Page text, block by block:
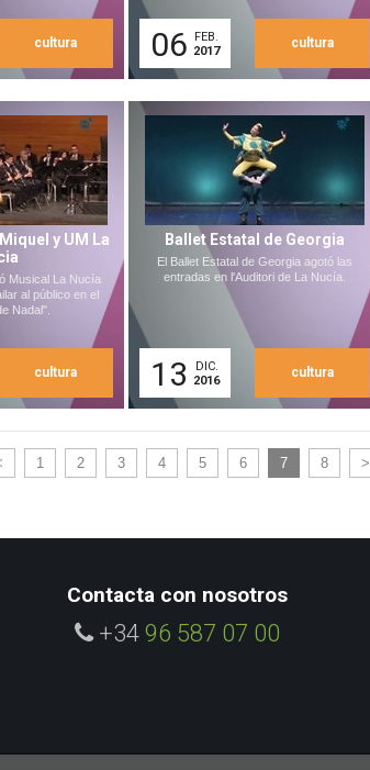
cultura 06
FEB.
2017
cultura
y UM La
Musical La Nucía
al público en el
Nadal".
cultura
Ballet Estatal de Georgia
El Ballet Estatal de Georgia agotó las
entradas en l'Auditori de La Nucía.
13
DIC.
2016
cultura
1 2 3 4 5 6 7 8 >
Contacta con nosotros
+34 96 587 07 00